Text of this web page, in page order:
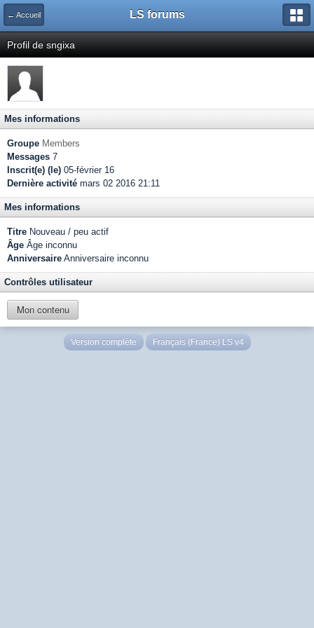
← Accueil LS forums
Profil de sngixa
Mes informations
Groupe Members
Messages 7
Inscrit(e) (le) 05-février 16
Dernière activité mars 02 2016 21:11
Mes informations
Titre Nouveau / peu actif
Âge Âge inconnu
Anniversaire Anniversaire inconnu
Contrôles utilisateur
Mon contenu
Version complète Français (France) LS v4